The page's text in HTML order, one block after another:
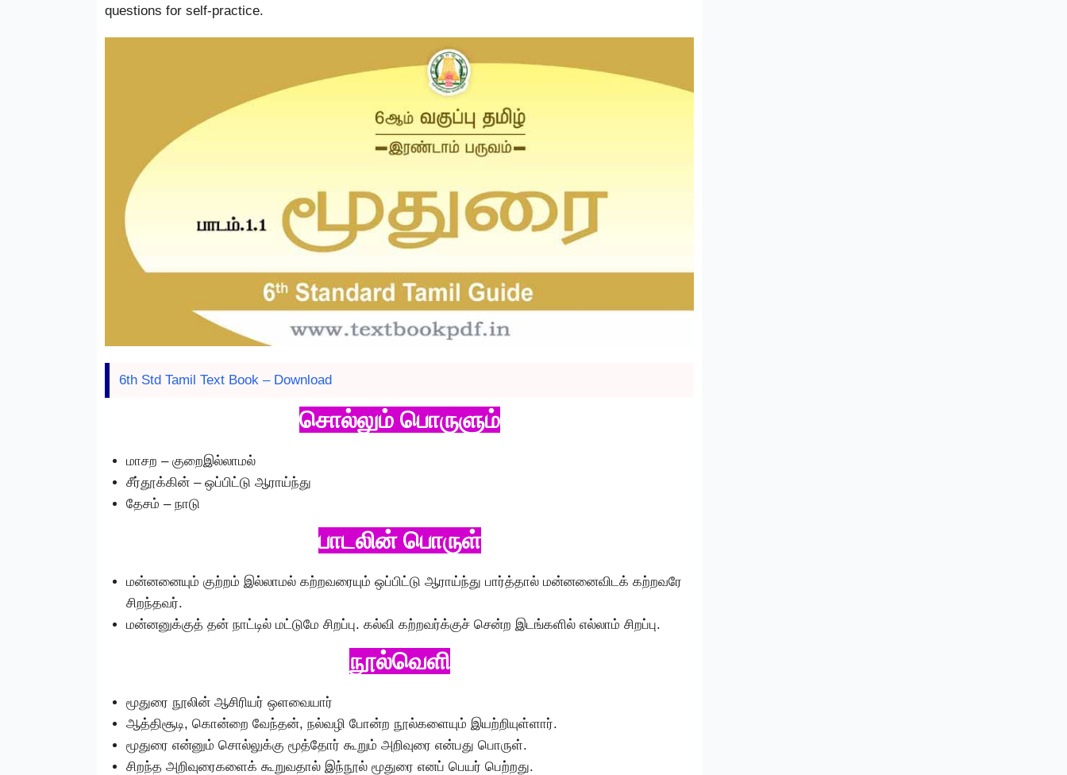
questions for self-practice.
6th Std Tamil Text Book – Download
சொல்லும் பொருளும்
மாசற – குறைஇல்லாமல்
சீர்தூக்கின் – ஒப்பிட்டு ஆராய்ந்து
தேசம் – நாடு
பாடலின் பொருள்
மன்னனையும் குற்றம் இல்லாமல் கற்றவரையும் ஒப்பிட்டு ஆராய்ந்து பார்த்தால் மன்னனைவிடக் கற்றவரே
சிறந்தவர்.
மன்னனுக்குத் தன் நாட்டில் மட்டுமே சிறப்பு. கல்வி கற்றவர்க்குச் சென்ற இடங்களில் எல்லாம் சிறப்பு.
நூல்வெளி
மூதுரை நூலின் ஆசிரியர் ஒளவையார்
ஆத்திசூடி, கொன்றை வேந்தன், நல்வழி போன்ற நூல்களையும் இயற்றியுள்ளார்.
மூதுரை என்னும் சொல்லுக்கு மூத்தோர் கூறும் அறிவுரை என்பது பொருள்.
சிறந்த அறிவுரைகளைக் கூறுவதால் இந்நூல் மூதுரை எனப் பெயர் பெற்றது.